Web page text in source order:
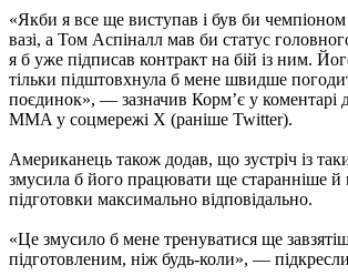
«Якби я все ще виступав і був би
вазі, а Том Аспіналл мав би статус
я б уже підписав контракт на бій із ним.
тільки підштовхнула б мене швидше
поєдинок», — зазначив Корм’є у коментарі
MMA у соцмережі X (раніше Twitter).
Американець також додав, що зустріч із
змусила б його працювати ще старанніше й
підготовки максимально відповідально.
«Це змусило б мене тренуватися ще
підготовленим, ніж будь-коли», —